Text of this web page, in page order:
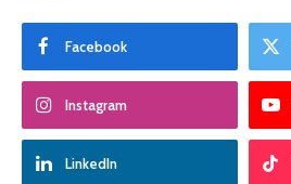
Facebook
Instagram
LinkedIn